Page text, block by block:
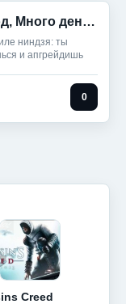
Tap Ninja - Idle-игра (Мод, Много денег)
ниндзя: ты
и апгрейдишь
0
Creed